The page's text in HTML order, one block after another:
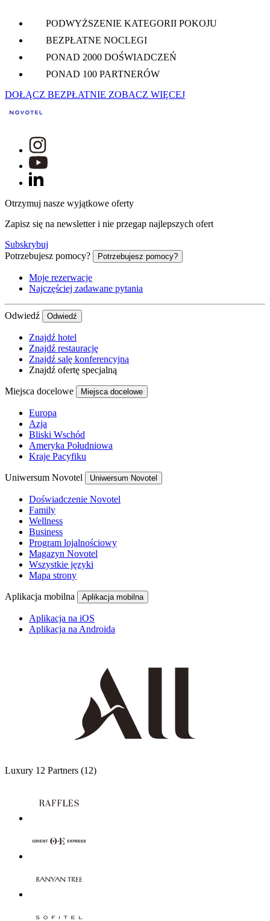
PODWYŻSZENIE KATEGORII POKOJU
BEZPŁATNE NOCLEGI
PONAD 2000 DOŚWIADCZEŃ
PONAD 100 PARTNERÓW
DOŁĄCZ BEZPŁATNIE ZOBACZ WIĘCEJ
Otrzymuj nasze wyjątkowe oferty
Zapisz się na newsletter i nie przegap najlepszych ofert
Subskrybuj
Potrzebujesz pomocy?
Potrzebujesz pomocy?
Moje rezerwacje
Najczęściej zadawane pytania
Odwiedź Odwiedź
Znajdź hotel
Znajdź restaurację
Znajdź salę konferencyjną
Znajdź ofertę specjalną
Miejsca docelowe Miejsca docelowe
Europa
Azja
Bliski Wschód
Ameryka Południowa
Kraje Pacyfiku
Uniwersum Novotel Uniwersum Novotel
Doświadczenie Novotel
Family
Wellness
Business
Program lojalnościowy
Magazyn Novotel
Wszystkie języki
Mapa strony
Aplikacja mobilna Aplikacja mobilna
Aplikacja na iOS
Aplikacja na Androida
Luxury 12 Partners (12)